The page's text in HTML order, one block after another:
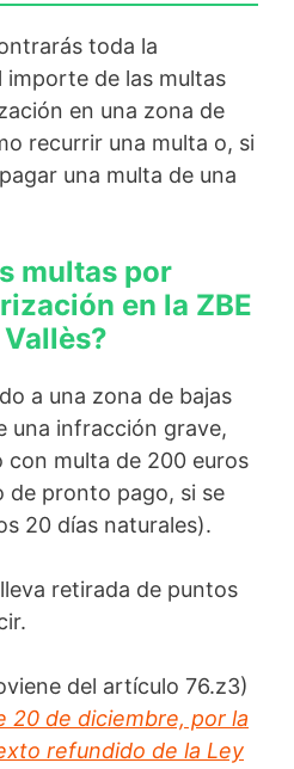
toda la
de las multas
en una zona de
recurrir una multa o, si
una multa de una
multas por
en la ZBE
a una zona de bajas
una infracción grave,
con multa de 200 euros
de pronto pago, si se
20 días naturales).
retirada de puntos
del artículo 76.z3)
20 de diciembre, por la
refundido de la Ley